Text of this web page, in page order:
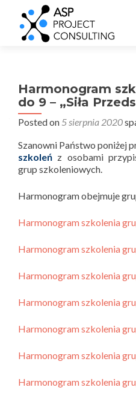
Harmonogram
do 9 – „Siła
Posted on 5 sierpnia 2020
Szanowni Państwo poniżej
szkoleń z osobami
grup szkoleniowych.
Harmonogram obejmuje
Harmonogram szkolenia
Harmonogram szkolenia
Harmonogram szkolenia
Harmonogram szkolenia
Harmonogram szkolenia
Harmonogram szkolenia
Harmonogram szkolenia